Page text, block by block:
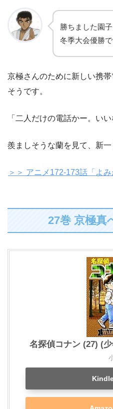
勝ちました園子
冬季大会優勝で
京極さんのために新しい携
そうです。
「二人だけの電話かー。いい
羨ましそうな蘭を見て、新一
＞＞ アニメ172-173話「よ
27巻 京極真
名探偵コナン (27) (